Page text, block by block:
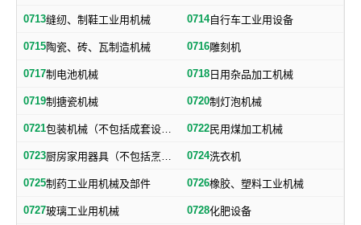
0713缝纫、制鞋工业用机械 0714自行车工业用设备
0715陶瓷、砖、瓦制造机械 0716雕刻机
0717制电池机械 0718 日用杂品加工机械
0719制搪瓷机械 0720制灯泡机械
0721 包装机械（不包括成套设备专用包装机械） 0722民用煤加工机械
0723 厨房家用器具（不包括烹调、电气加热设备及厨房手工具） 0724洗衣机
0725制药工业用机械及部件 0726橡胶、塑料工业机械
0727玻璃工业用机械 0728化肥设备